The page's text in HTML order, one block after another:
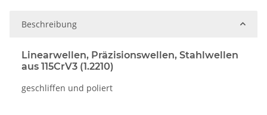
Beschreibung
Linearwellen, Präzisionswellen, Stahlwellen
aus 115CrV3 (1.2210)
geschliffen und poliert